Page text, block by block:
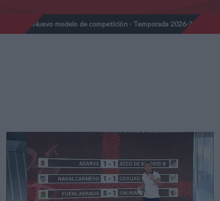
modelo de competición - Temporada 2026-2027 // Nota